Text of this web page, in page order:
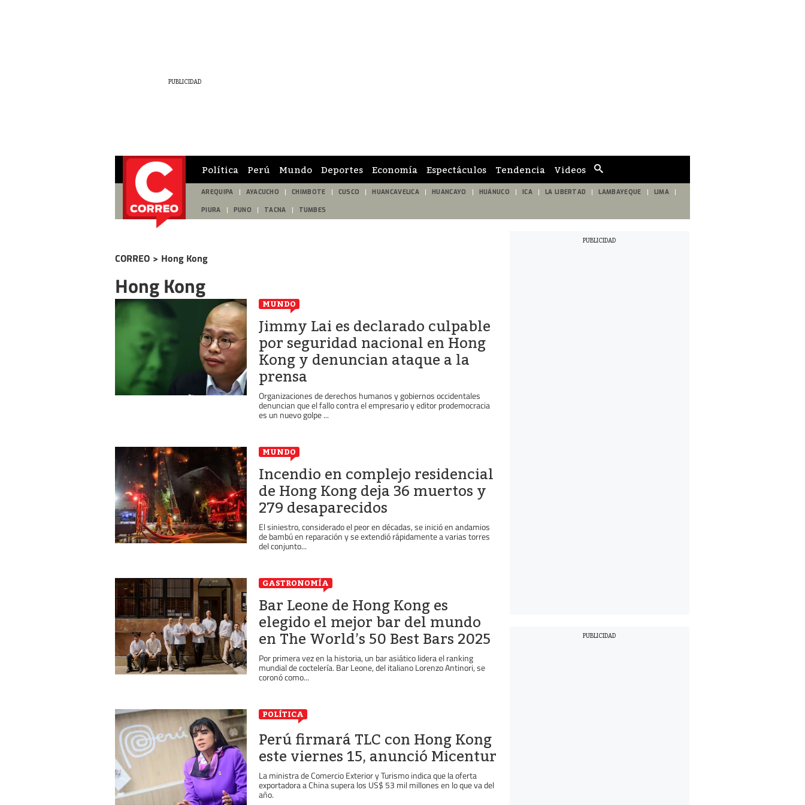
de
búsqueda
Política Perú Mundo Deportes Economía Espectáculos Tendencia Videos
AREQUIPA AYACUCHO CHIMBOTE CUSCO HUANCAVELICA HUANCAYO HUÁNUCO ICA LA LIBERTAD LAMBAYEQUE LIMA
PIURA PUNO TACNA TUMBES
CORREO > Hong Kong
Hong Kong
MUNDO
Jimmy Lai es declarado culpable
por seguridad nacional en Hong
Kong y denuncian ataque a la
prensa
Organizaciones de derechos humanos y gobiernos occidentales
denuncian que el fallo contra el empresario y editor prodemocracia
es un nuevo golpe ...
MUNDO
Incendio en complejo residencial
de Hong Kong deja 36 muertos y
279 desaparecidos
El siniestro, considerado el peor en décadas, se inició en andamios
de bambú en reparación y se extendió rápidamente a varias torres
del conjunto...
GASTRONOMÍA
Bar Leone de Hong Kong es
elegido el mejor bar del mundo
en The World’s 50 Best Bars 2025
Por primera vez en la historia, un bar asiático lidera el ranking
mundial de coctelería. Bar Leone, del italiano Lorenzo Antinori, se
coronó como...
POLÍTICA
Perú firmará TLC con Hong Kong
este viernes 15, anunció Micentur
La ministra de Comercio Exterior y Turismo indica que la oferta
exportadora a China supera los US$ 53 mil millones en lo que va del
año.